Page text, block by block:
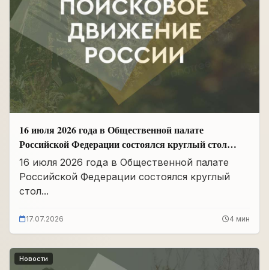
16 июля 2026 года в Общественной палате
Российской Федерации состоялся круглый стол
«Сохранение памяти о Героях подвига
самопожертвования и воспитание...
16 июля 2026 года в Общественной палате
Российской Федерации состоялся круглый
стол...
17.07.2026 4 мин
Новости